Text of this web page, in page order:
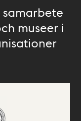
museer i